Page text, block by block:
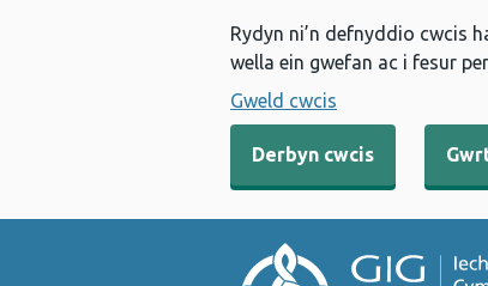
Rydyn ni’n defnyddio cwcis
wella ein gwefan ac i fesur
Gweld cwcis
Derbyn cwcis